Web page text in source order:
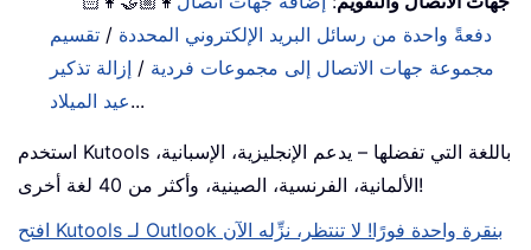
دفعةً واحدة من رسائل البريد الإلكتروني المحددة / تقسيم
مجموعة جهات الاتصال إلى مجموعات فردية / إزالة تذكير
عيد الميلاد...
استخدم Kutools باللغة التي تفضلها – يدعم الإنجليزية، الإسبانية،
الألمانية، الفرنسية، الصينية، وأكثر من 40 لغة أخرى!
افتح Kutools لـ Outlook بنقرة واحدة فورًا! لا تنتظر، نزِّله الآن